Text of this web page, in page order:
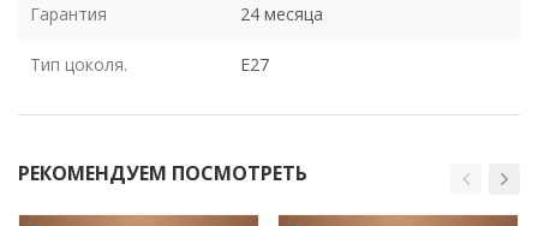
Гарантия 24 месяца
Тип цоколя. E27
РЕКОМЕНДУЕМ ПОСМОТРЕТЬ